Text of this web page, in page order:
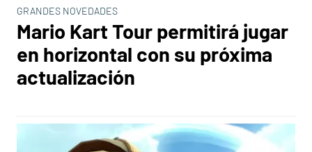
GRANDES NOVEDADES
Mario Kart Tour permitirá jugar
en horizontal con su próxima
actualización